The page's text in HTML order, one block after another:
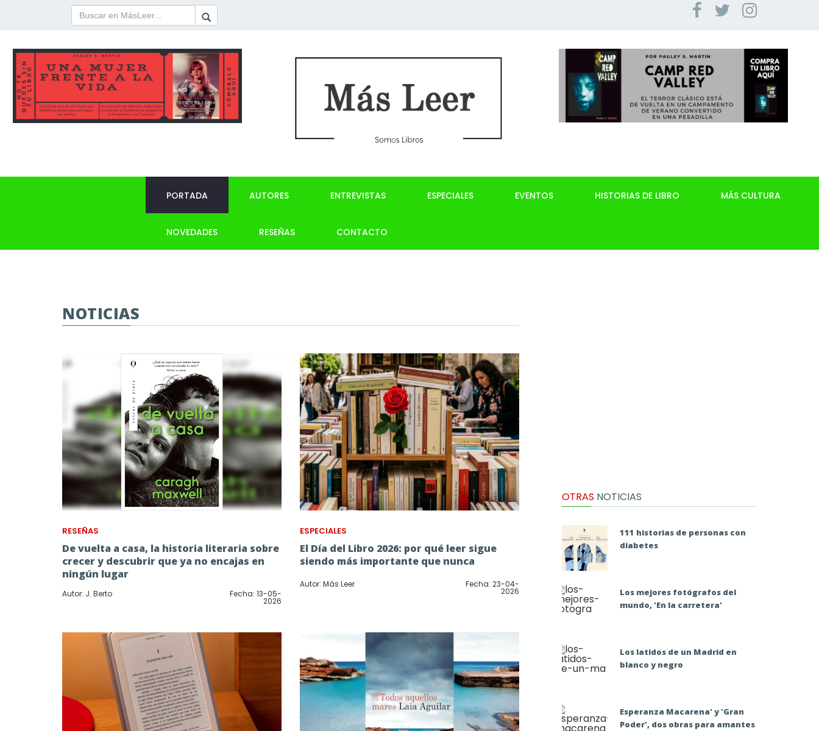
PORTADA AUTORES ENTREVISTAS ESPECIALES EVENTOS HISTORIAS DE LIBRO MÁS CULTURA
NOVEDADES RESEÑAS CONTACTO
NOTICIAS
RESEÑAS
De vuelta a casa, la historia literaria sobre
crecer y descubrir que ya no encajas en
ningún lugar
Autor: J. Berto Fecha: 13-05-
2026
ESPECIALES
El Día del Libro 2026: por qué leer sigue
siendo más importante que nunca
Autor: Más Leer Fecha: 23-04-
2026
OTRAS NOTICIAS
111 historias de personas con
diabetes
Los mejores fotógrafos del
mundo, 'En la carretera'
Los latidos de un Madrid en
blanco y negro
Esperanza Macarena' y 'Gran
Poder', dos obras para amantes